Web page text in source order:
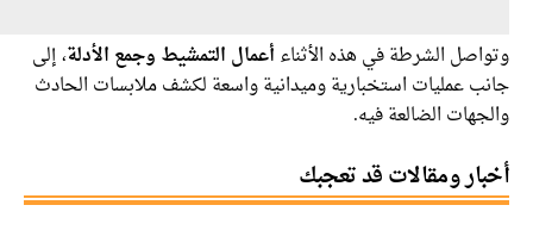
الشرطة في هذه الأثناء أعمال التمشيط وجمع الأدلة ، إلى
عمليات استخبارية وميدانية واسعة لكشف ملابسات الحادث
الضالعة فيه.
ومقالات قد تعجبك